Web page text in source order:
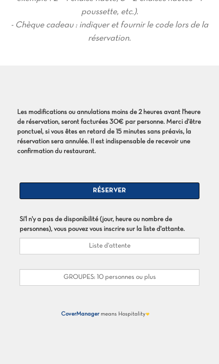
poussette, etc.).
- Chèque cadeau : indiquer et fournir le code lors de la
réservation.